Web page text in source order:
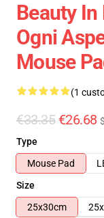
Beauty
Ogni
Mouse
(1
€33.35 €26.68
Type
Mouse Pad
Size
25x30cm